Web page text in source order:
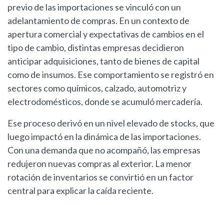
previo de las importaciones se vinculó con un
adelantamiento de compras. En un contexto de
apertura comercial y expectativas de cambios en el
tipo de cambio, distintas empresas decidieron
anticipar adquisiciones, tanto de bienes de capital
como de insumos. Ese comportamiento se registró en
sectores como químicos, calzado, automotriz y
electrodomésticos, donde se acumuló mercadería.
Ese proceso derivó en un nivel elevado de stocks, que
luego impactó en la dinámica de las importaciones.
Con una demanda que no acompañó, las empresas
redujeron nuevas compras al exterior. La menor
rotación de inventarios se convirtió en un factor
central para explicar la caída reciente.